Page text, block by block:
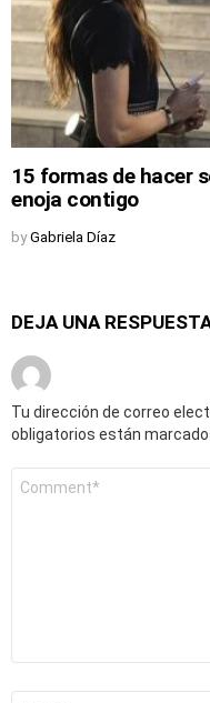
15 formas de hacer
enoja contigo
by Gabriela Díaz
DEJA UNA
Tu dirección de correo
obligatorios están